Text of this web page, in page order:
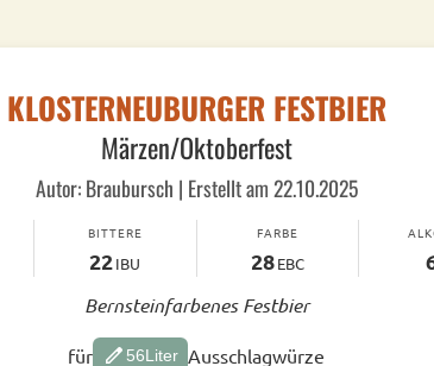
KLOSTERNEUBURGER FESTBIER
Märzen/Oktoberfest
Autor: Braubursch | Erstellt am 22.10.2025
BITTERE
22IBU
FARBE
28EBC
Bernsteinfarbenes Festbier
für edit 56Liter Ausschlagwürze